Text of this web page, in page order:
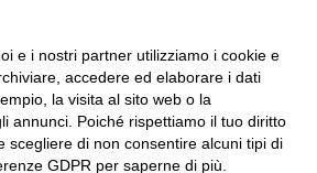
e i nostri partner utilizziamo i cookie e
accedere ed elaborare i dati
la visita al sito web o la
annunci. Poiché rispettiamo il tuo diritto
scegliere di non consentire alcuni tipi di
GDPR per saperne di più.